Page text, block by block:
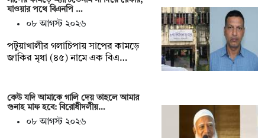
যাওয়ার পথে বিএনপি …
০৮ আগস্ট ২০২৬
পটুয়াখালীর গলাচিপায় সাপের কামড়ে
জাকির মৃধা (৪৫) নামে এক বিএ…
কেউ যদি আমাকে গালি দেয় তাহলে আমার
গুনাহ মাফ হবে: বিরোধীদলীয়…
০৮ আগস্ট ২০২৬